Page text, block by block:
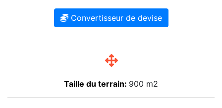
Convertisseur de devise
Taille du terrain: 900 m2